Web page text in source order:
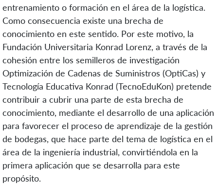
entrenamiento o formación en el área de la logística.
Como consecuencia existe una brecha de
conocimiento en este sentido. Por este motivo, la
Fundación Universitaria Konrad Lorenz, a través de la
cohesión entre los semilleros de investigación
Optimización de Cadenas de Suministros (OptiCas) y
Tecnología Educativa Konrad (TecnoEduKon) pretende
contribuir a cubrir una parte de esta brecha de
conocimiento, mediante el desarrollo de una aplicación
para favorecer el proceso de aprendizaje de la gestión
de bodegas, que hace parte del tema de logística en el
área de la ingeniería industrial, convirtiéndola en la
primera aplicación que se desarrolla para este
propósito.